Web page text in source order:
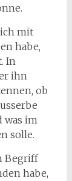
mit
habe,
In
ihn
ob
was im
solle.
Begriff
habe,